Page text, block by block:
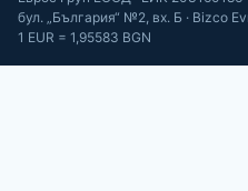
бул. „България“ №2, вх. Б · Bizco
1 EUR = 1,95583 BGN